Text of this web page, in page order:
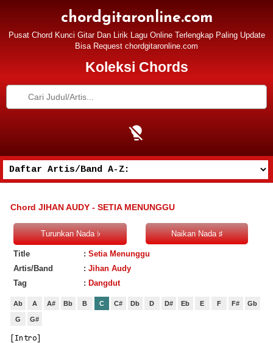
chordgitaronline.com
Pusat Chord Kunci Gitar Dan Lirik Lagu Online Terlengkap Paling Update
Bisa Request chordgitaronline.com
Koleksi Chords
Chord JIHAN AUDY - SETIA MENUNGGU
Title : Setia Menunggu
Artis/Band
: Jihan Audy
Tag
: Dangdut
Ab A A# Bb B C C# Db D D# Eb E F F# Gb
G G#
[Intro]